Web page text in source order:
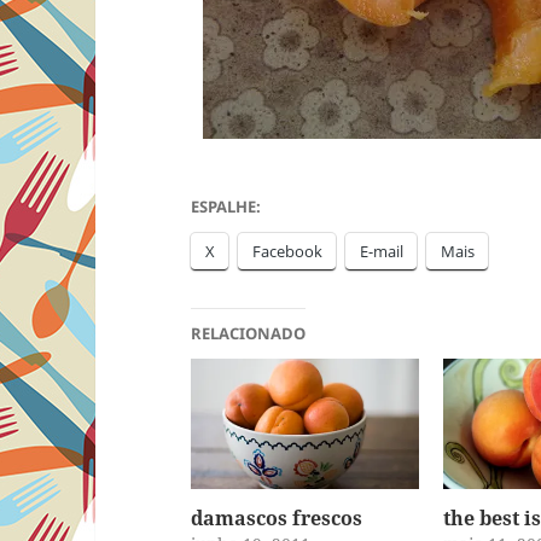
ESPALHE:
X Facebook E-mail Mais
RELACIONADO
damascos frescos the best